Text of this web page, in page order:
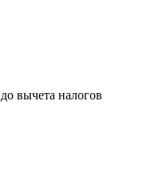
до вычета налогов